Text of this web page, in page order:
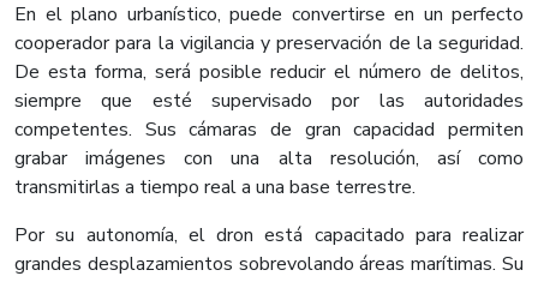
En el plano urbanístico, puede convertirse en un perfecto
cooperador para la vigilancia y preservación de la seguridad.
De esta forma, será posible reducir el número de delitos,
siempre que esté supervisado por las autoridades
competentes. Sus cámaras de gran capacidad permiten
grabar imágenes con una alta resolución, así como
transmitirlas a tiempo real a una base terrestre.
Por su autonomía, el dron está capacitado para realizar
grandes desplazamientos sobrevolando áreas marítimas. Su